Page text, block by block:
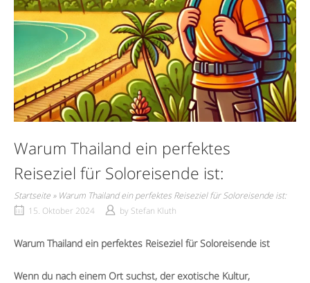
Warum Thailand ein perfektes
Reiseziel für Soloreisende ist:
Startseite » Warum Thailand ein perfektes Reiseziel für Soloreisende ist:
15. Oktober 2024
by Stefan Kluth
Warum Thailand ein perfektes Reiseziel für Soloreisende ist
Wenn du nach einem Ort suchst, der exotische Kultur,